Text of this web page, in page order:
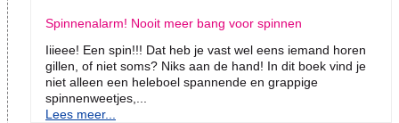
Spinnenalarm! Nooit meer bang voor spinnen
Iiieee! Een spin!!! Dat heb je vast wel eens iemand horen
gillen, of niet soms? Niks aan de hand! In dit boek vind je
niet alleen een heleboel spannende en grappige
spinnenweetjes,...
Lees meer...